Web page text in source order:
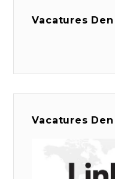
Vacatures
Vacatures